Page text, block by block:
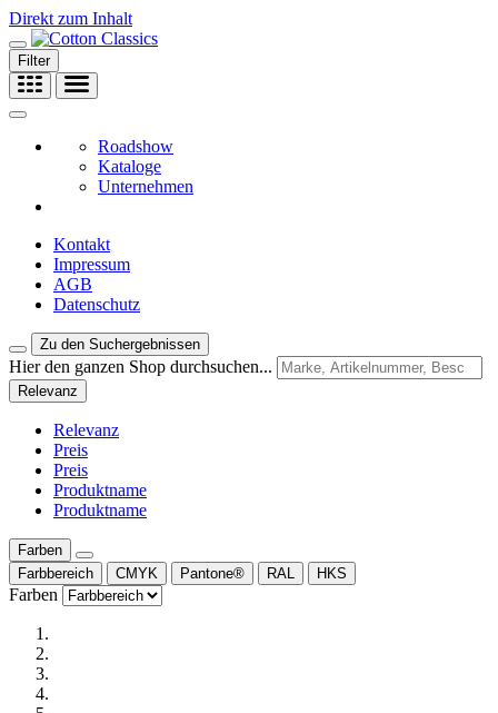
Direkt zum Inhalt
Filter
Roadshow
Kataloge
Unternehmen
Kontakt
Impressum
AGB
Datenschutz
Zu den Suchergebnissen
Hier den ganzen Shop durchsuchen...
Relevanz
Relevanz
Preis
Preis
Produktname
Produktname
Farben
Farbbereich
CMYK Pantone® RAL HKS
Farben